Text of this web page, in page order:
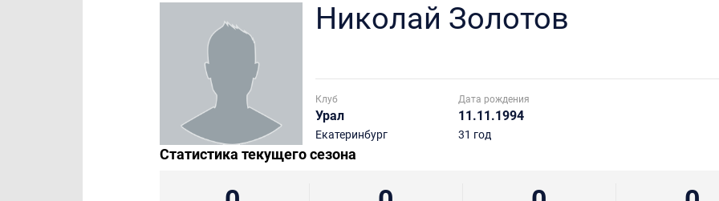
Николай Золотов
Клуб
Урал
Екатеринбург
Дата рождения
11.11.1994
31 год
Статистика текущего сезона